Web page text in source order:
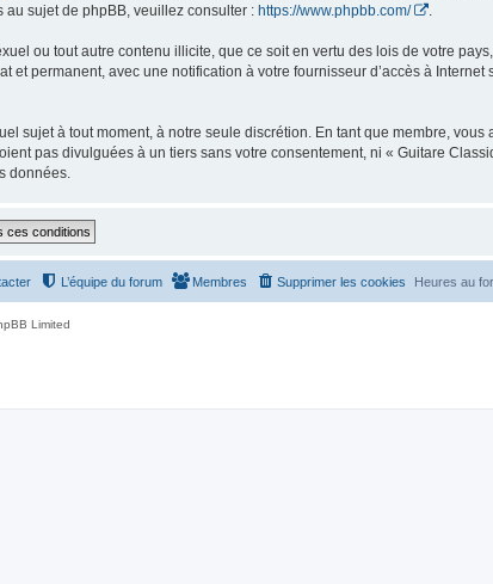
sujet de phpBB, veuillez consulter : https://www.phpbb.com/ .
ou tout autre contenu illicite, que ce soit en vertu des lois de votre
permanent, avec une notification à votre fournisseur d’accès à Internet
sujet à tout moment, à notre seule discrétion. En tant que membre, vous
pas divulguées à un tiers sans votre consentement, ni « Guitare
données.
Heures au
Supprimer les cookies
Membres
L’équipe du forum
Limited